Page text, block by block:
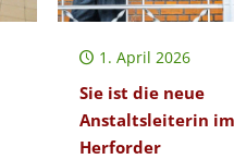
1. April 2026
Sie ist die neue
Anstaltsleiterin im
Herforder